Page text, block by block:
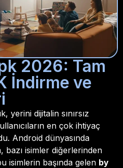
2026: Tam
İndirme ve
yerini dijitalin sınırsız
en çok ihtiyaç
Android dünyasında
bazı isimler diğerlerinden
isimlerin başında gelen by